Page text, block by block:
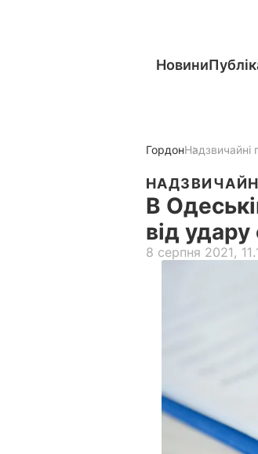
Новини
ГордонНадзвичайні
В
від
8 серпня 2021,